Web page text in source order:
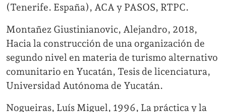
(Tenerife. España), ACA y PASOS, RTPC.
Montañez Giustinianovic, Alejandro, 2018,
Hacia la construcción de una organización de
segundo nivel en materia de turismo alternativo
comunitario en Yucatán, Tesis de licenciatura,
Universidad Autónoma de Yucatán.
Nogueiras, Luís Miguel, 1996, La práctica y la